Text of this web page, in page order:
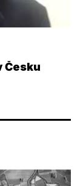
Česku